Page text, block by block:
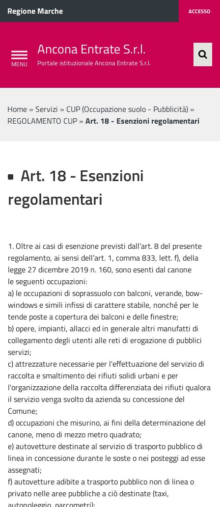
Regione Marche ACCESSO
Ancona Entrate S.r.l.
Portale istituzionale Ancona Entrate S.r.l.
Home » Servizi » CUP (Occupazione suolo - Pubblicità) »
REGOLAMENTO CUP » Art. 18 - Esenzioni regolamentari
Art. 18 - Esenzioni
regolamentari
1. Oltre ai casi di esenzione previsti dall’art. 8 del presente
regolamento, ai sensi dell’art. 1, comma 833, lett. f), della
legge 27 dicembre 2019 n. 160, sono esenti dal canone
le seguenti occupazioni:
a) le occupazioni di soprassuolo con balconi, verande, bow-
windows e simili infissi di carattere stabile, nonché per le
tende poste a copertura dei balconi e delle finestre;
b) opere, impianti, allacci ed in generale altri manufatti di
collegamento degli utenti alle reti di erogazione di pubblici
servizi;
c) attrezzature necessarie per l'effettuazione del servizio di
raccolta e smaltimento dei rifiuti solidi urbani e per
l'organizzazione della raccolta differenziata dei rifiuti qualora
il servizio venga svolto da azienda su concessione del
Comune;
d) occupazioni che misurino, ai fini della determinazione del
canone, meno di mezzo metro quadrato;
e) autovetture destinate al servizio di trasporto pubblico di
linea in concessione durante le soste o nei posteggi ad esse
assegnati;
f) autovetture adibite a trasporto pubblico non di linea o
privato nelle aree pubbliche a ciò destinate (taxi,